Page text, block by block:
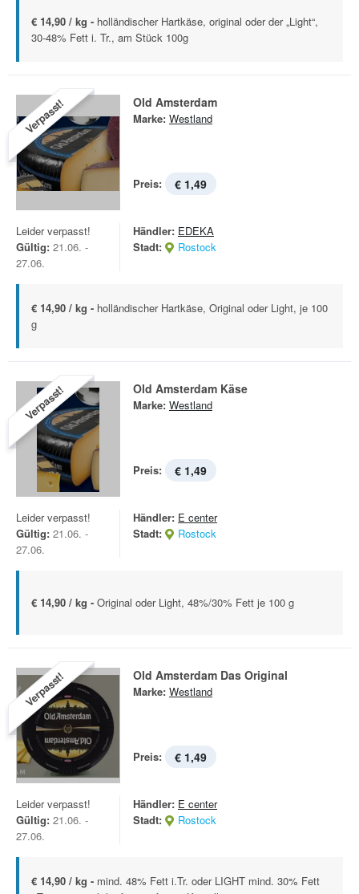
€ 14,90 / kg - holländischer Hartkäse, original oder der „Light“,
30-48% Fett i. Tr., am Stück 100g
Verpasst! Old Amsterdam
Marke: Westland
Preis: € 1,49
Leider verpasst!
Gültig: 21.06. -
27.06.
Händler: EDEKA
Stadt:
Rostock
€ 14,90 / kg - holländischer Hartkäse, Original oder Light, je 100
g
Verpasst! Old Amsterdam Käse
Marke: Westland
Preis: € 1,49
Leider verpasst!
Gültig: 21.06. -
27.06.
Händler: E center
Stadt:
Rostock
€ 14,90 / kg - Original oder Light, 48%/30% Fett je 100 g
Verpasst! Old Amsterdam Das Original
Marke: Westland
Preis: € 1,49
Leider verpasst!
Gültig: 21.06. -
27.06.
Händler: E center
Stadt:
Rostock
€ 14,90 / kg - mind. 48% Fett i.Tr. oder LIGHT mind. 30% Fett